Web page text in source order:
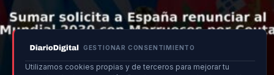
GESTIONAR CONSENTIMIENTO
Utilizamos cookies propias y de terceros para mejorar tu